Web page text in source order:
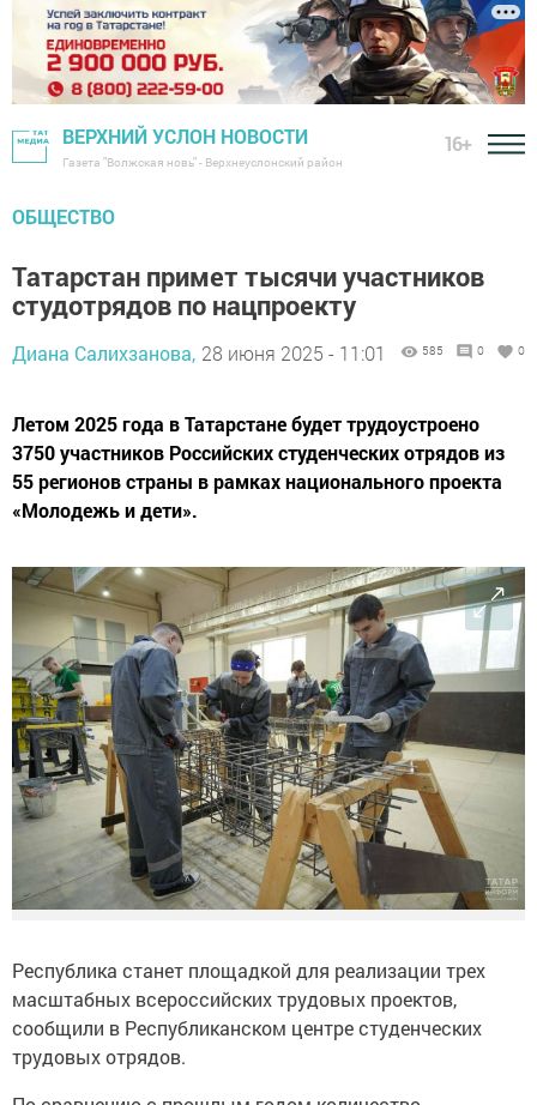
ВЕРХНИЙ УСЛОН НОВОСТИ
Газета "Волжская новь" - Верхнеуслонский район
16+
ОБЩЕСТВО
Татарстан примет тысячи участников
студотрядов по нацпроекту
Диана Салихзанова, 28 июня 2025 - 11:01 585 0 0
Летом 2025 года в Татарстане будет трудоустроено
3750 участников Российских студенческих отрядов из
55 регионов страны в рамках национального проекта
«Молодежь и дети».
Республика станет площадкой для реализации трех
масштабных всероссийских трудовых проектов,
сообщили в Республиканском центре студенческих
трудовых отрядов.